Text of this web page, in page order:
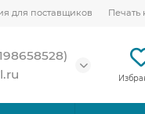
для поставщиков Печать